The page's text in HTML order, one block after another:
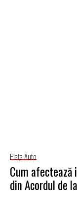
Piaţa Auto
Cum
din Acordul de